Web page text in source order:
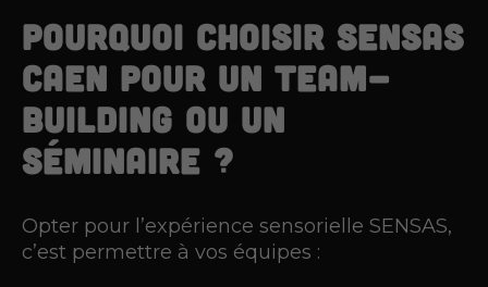
Pourquoi choisir SENSAS
Caen pour un team-
building ou un
séminaire ?
Opter pour l’expérience sensorielle SENSAS,
c’est permettre à vos équipes :